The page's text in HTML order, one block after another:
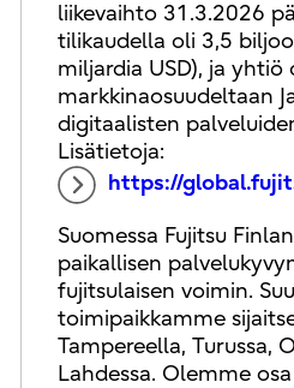
liikevaihto 31.3.2026
tilikaudella oli 3,5
miljardia USD), ja yhtiö
markkinaosuudeltaan
digitaalisten
Lisätietoja:
https://
Suomessa Fujitsu
paikallisen
fujitsulaisen voimin.
toimipaikkamme
Tampereella, Turussa,
Lahdessa. Olemme